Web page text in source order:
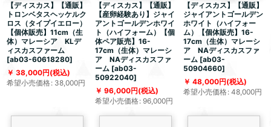
【ディスカス】【通販】
トロンベタスヘッケルク
ロス（タイプイエロー）
【個体販売】11cm（生
体）マレーシア KLデ
ィスカスファーム
[ab03-60618280]
38,000円(税込)
希望小売価格: 38,000円
【ディスカス】【通販】
【産卵経験あり】ジャイ
アントゴールデンホワイ
ト（ハイフォーム）【個
体ペア販売】16-
17cm（生体）マレーシ
ア NAディスカスファ
ーム [ab03-
50922040]
96,000円(税込)
希望小売価格: 96,000円
【ディスカス】【通販】
ジャイアントゴールデン
ホワイト（ハイフォー
ム）【個体販売】16-
17cm（生体）マレーシ
ア NAディスカスファ
ーム [ab03-
50904660]
48,000円(税込)
希望小売価格: 48,000円